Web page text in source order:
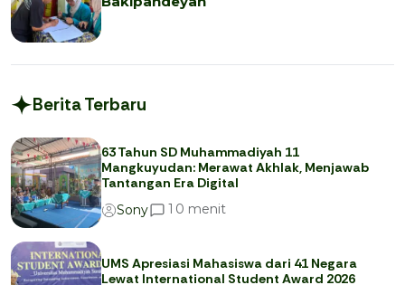
Berita Terbaru
63 Tahun SD Muhammadiyah 11
Mangkuyudan: Merawat Akhlak, Menjawab
Tantangan Era Digital
Sony
1 0 menit
UMS Apresiasi Mahasiswa dari 41 Negara
Lewat International Student Award 2026